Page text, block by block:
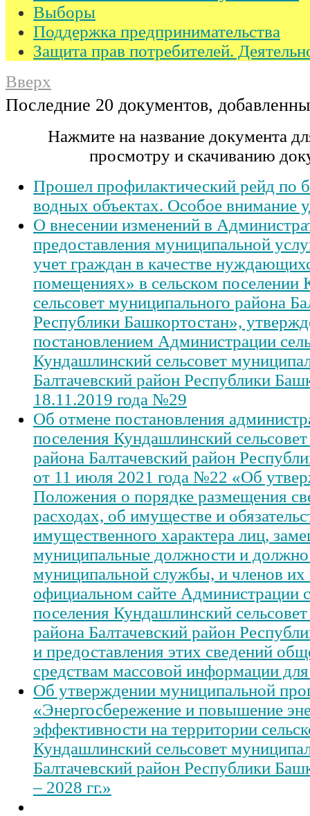
Выборы
Поддержка предпринимательства
Защита прав потребителей.
Вверх
Последние 20 документов,
Нажмите на название документа
просмотру и скачиванию
Прошел профилактический рейд по
водных объектах. Особое внимание
О внесении изменений в
предоставления муниципальной
учет граждан в качестве
помещениях» в сельском поселении
сельсовет муниципального района
Республики Башкортостан»,
постановлением Администрации
Кундашлинский сельсовет
Балтачевский район Республики
18.11.2019 года №29
Об отмене постановления
поселения Кундашлинский
района Балтачевский район
от 11 июля 2021 года №22 «Об
Положения о порядке размещения
расходах, об имуществе и
имущественного характера лиц,
муниципальные должности и
муниципальной службы, и членов их
официальном сайте Администрации
поселения Кундашлинский
района Балтачевский район
и предоставления этих сведений
средствам массовой информации
Об утверждении муниципальной
«Энергосбережение и повышение
эффективности на территории
Кундашлинский сельсовет
Балтачевский район Республики
– 2028 гг.»